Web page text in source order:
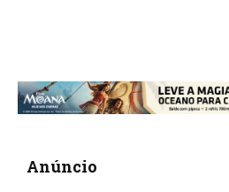
Anúncio